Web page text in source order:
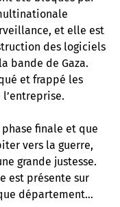
et elle est
des logiciels
bande de Gaza.
et frappé les
finale et que
vers la guerre,
grande justesse.
est présente sur
département…